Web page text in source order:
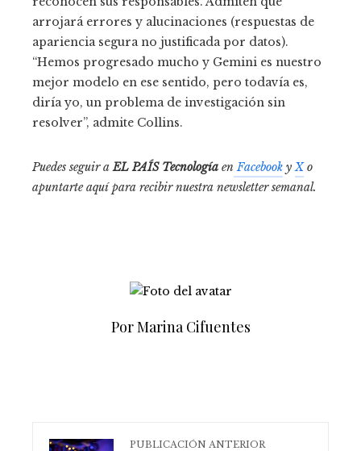
arrojará errores y alucinaciones (respuestas de
apariencia segura no justificada por datos).
“Hemos progresado mucho y Gemini es nuestro
mejor modelo en ese sentido, pero todavía es,
diría yo, un problema de investigación sin
resolver”, admite Collins.
Puedes seguir aEL PAÍS Tecnología en Facebook yXo
apuntarte aquí para recibir nuestra newsletter semanal.
Por Marina Cifuentes
PUBLICACIÓN ANTERIOR